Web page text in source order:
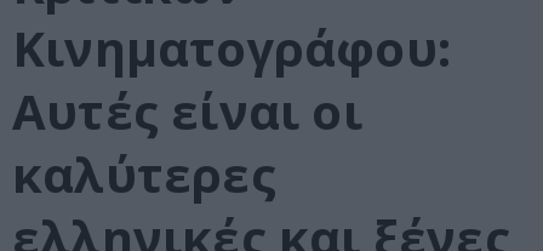
Κινηματογράφου:
Αυτές είναι οι
καλύτερες
ελληνικές και ξένες